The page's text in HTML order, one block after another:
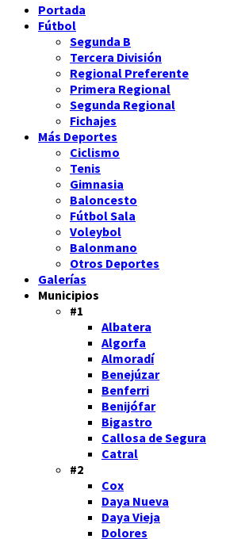
Portada
Fútbol
Segunda B
Tercera División
Regional Preferente
Primera Regional
Segunda Regional
Fichajes
Más Deportes
Ciclismo
Tenis
Gimnasia
Baloncesto
Fútbol Sala
Voleybol
Balonmano
Otros Deportes
Galerías
Municipios
#1
Albatera
Algorfa
Almoradí
Benejúzar
Benferri
Benijófar
Bigastro
Callosa de Segura
Catral
#2
Cox
Daya Nueva
Daya Vieja
Dolores